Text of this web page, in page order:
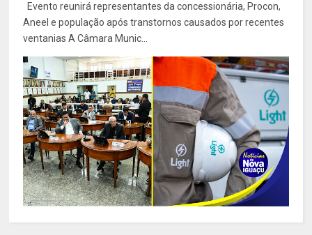
Evento reunirá representantes da concessionária, Procon,
Aneel e população após transtornos causados por recentes
ventanias A Câmara Munic...